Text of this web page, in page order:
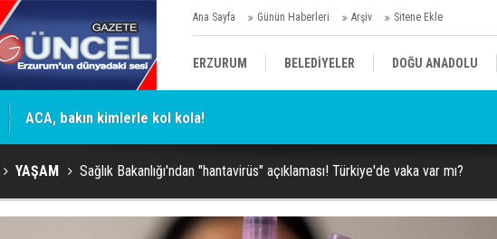
Ana Sayfa Günün Haberleri Arşiv Sitene Ekle
ERZURUM BELEDİYELER DOĞU ANADOLU
KÜLTÜR/SANAT//MAĞAZİN BODRUM
ACA, bakın kimlerle kol kola!
YAŞAM Sağlık Bakanlığı'ndan "hantavirüs" açıklaması! Türkiye'de vaka var mı?